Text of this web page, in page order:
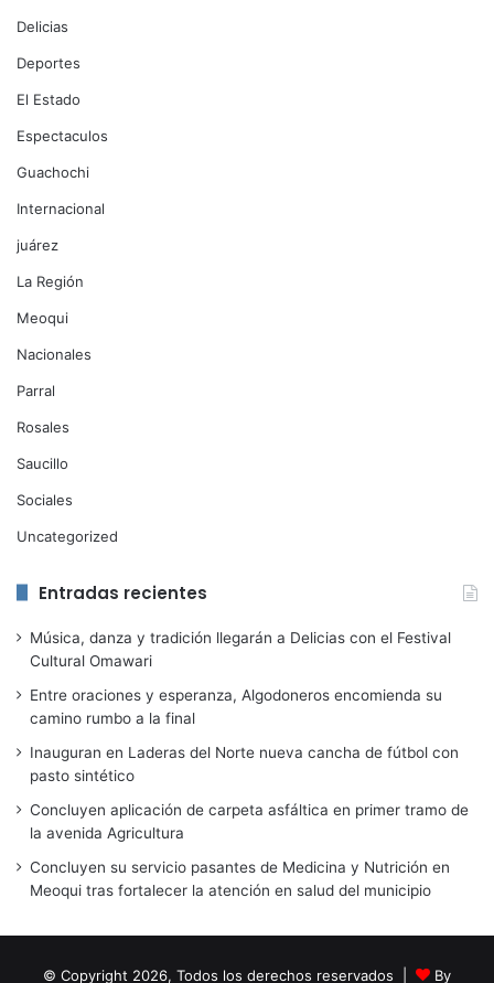
Delicias
Deportes
El Estado
Espectaculos
Guachochi
Internacional
juárez
La Región
Meoqui
Nacionales
Parral
Rosales
Saucillo
Sociales
Uncategorized
Entradas recientes
Música, danza y tradición llegarán a Delicias con el Festival
Cultural Omawari
Entre oraciones y esperanza, Algodoneros encomienda su
camino rumbo a la final
Inauguran en Laderas del Norte nueva cancha de fútbol con
pasto sintético
Concluyen aplicación de carpeta asfáltica en primer tramo de
la avenida Agricultura
Concluyen su servicio pasantes de Medicina y Nutrición en
Meoqui tras fortalecer la atención en salud del municipio
© Copyright 2026, Todos los derechos reservados | By